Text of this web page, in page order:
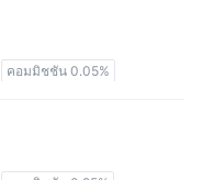
คอมมิชชัน 0.05%